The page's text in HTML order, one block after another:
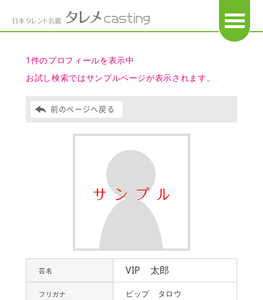
1件のプロフィールを表示中
お試し検索ではサンプルページが表示されます。
前のページへ戻る
芸名 VIP 太郎
フリガナ ビップ タロウ